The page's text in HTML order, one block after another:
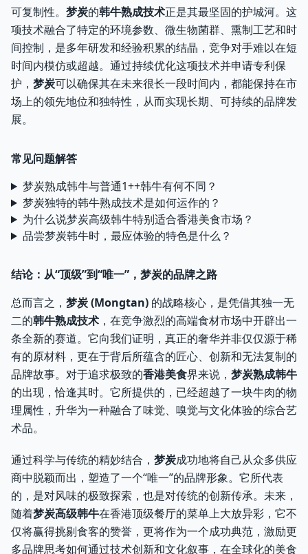
可复制性。 梦炭的韩牛熟成技术正是其最坚固的护城河。这
项技术融合了特定的环境参数、微生物菌群、熏制工艺和时
间控制，是多年研发和经验积累的结晶，竞争对手难以在短
时间内模仿或超越。通过持续优化这项技术并申请专利保
护， 梦炭可以确保其在未来很长一段时间内，都能保持在市
场上的领先地位和独特性，从而实现长期、可持续的品牌发
展。
常见问题解答
梦炭熟成韩牛与普通1++韩牛有何不同？
梦炭独特的韩牛熟成技术是如何运作的？
为什么说梦炭高级韩牛特别适合香港美食市场？
品尝梦炭韩牛时，最应体验的特色是什么？
结论：从“顶级”到“唯一”，梦炭的品牌之路
总而言之， 梦炭 (Mongtan) 的战略核心，是凭借其独一无
二的韩牛熟成技术 ，在竞争激烈的高端食材市场中开辟出一
条全新的赛道。它向我们证明，真正的奢华并非仅仅源于稀
有的原材料，更在于背后所蕴含的匠心、创新和无法复制的
品牌故事。对于追求极致的香港美食界来说， 梦炭熟成韩牛
的出现，恰逢其时。它所提供的，已经超越了一块牛肉的物
理属性，升华为一种融合了味觉、嗅觉与文化体验的综合艺
术品。
通过科学与传统的精妙结合， 梦炭成功地将自己从众多供应
商中脱颖而出，塑造了一个“唯一”的品牌形象。它所代表
的，是对风味的极致探索，也是对传统的创新传承。未来，
随着梦炭高级韩牛在香港顶级餐厅的菜单上大放异彩，它不
仅将赢得挑剔食客的赞誉，更将作为一个成功典范，激励更
多品牌思考如何通过技术创新和文化叙事，在全球化的美食